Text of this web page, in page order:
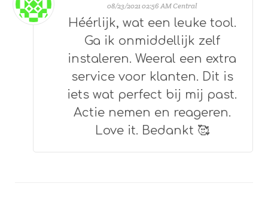
08/23/2021 02:56 AM Central
Héérlijk, wat een leuke tool.
Ga ik onmiddellijk zelf
instaleren. Weeral een extra
service voor klanten. Dit is
iets wat perfect bij mij past.
Actie nemen en reageren.
Love it. Bedankt 🥰